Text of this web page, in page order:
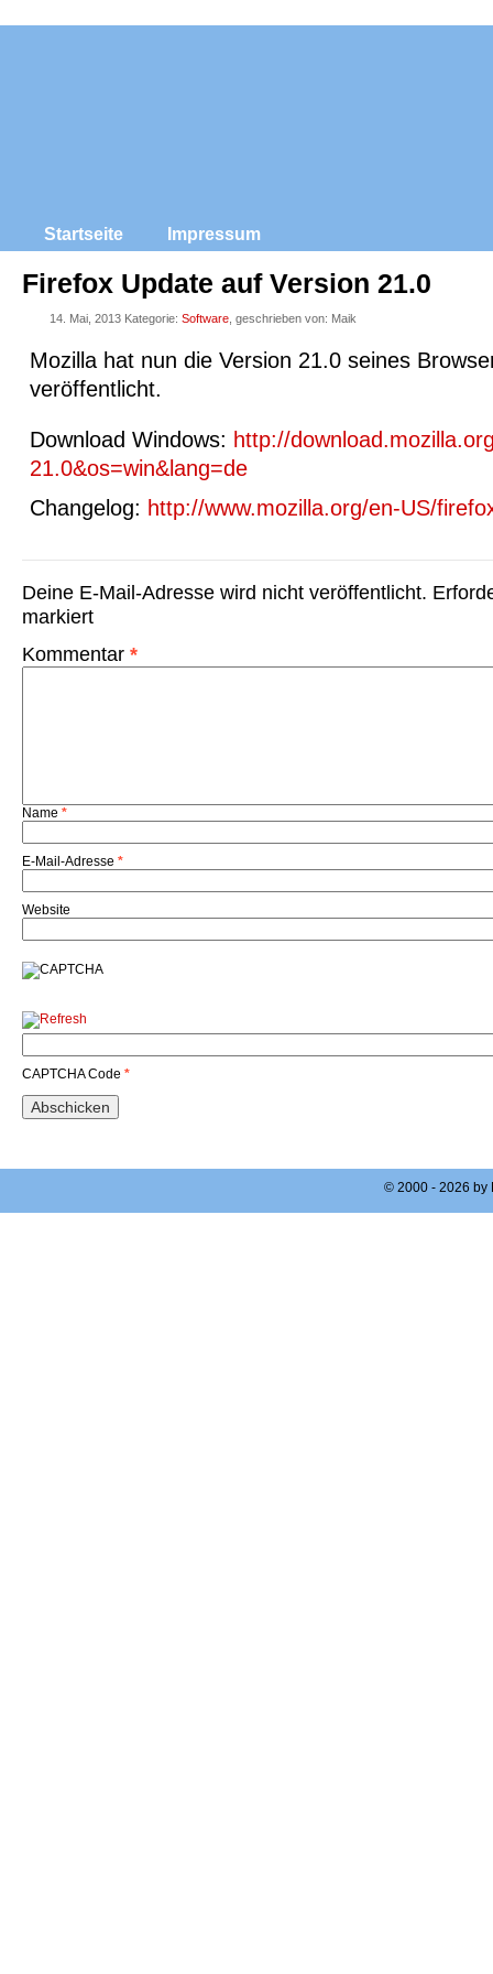
Startseite Impressum
Firefox Update auf Version 21.0
14. Mai, 2013 Kategorie: Software , geschrieben von: Maik
Mozilla hat nun die Version 21.0 seines
veröffentlicht.
Download Windows: http://
21.0&os=win&lang=de
Changelog: http://www.mozilla.org/en-US/
Deine E-Mail-Adresse wird nicht veröffentlicht.
markiert
Kommentar *
Name *
E-Mail-Adresse *
Website
CAPTCHA Code *
© 2000 - 2026 by